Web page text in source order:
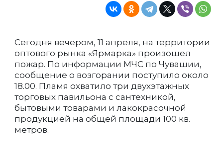
Сегодня вечером, 11 апреля, на территории
оптового рынка «Ярмарка» произошел
пожар. По информации МЧС по Чувашии,
сообщение о возгорании поступило около
18.00. Пламя охватило три двухэтажных
торговых павильона с сантехникой,
бытовыми товарами и лакокрасочной
продукцией на общей площади 100 кв.
метров.